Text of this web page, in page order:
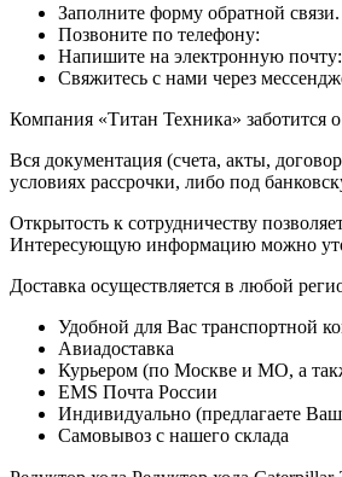
Заполните форму обратной связи.
Позвоните по телефону:
Напишите на электронную почту:
Свяжитесь с нами через
Компания «Титан Техника» заботится
Вся документация (счета, акты,
условиях рассрочки, либо под
Открытость к сотрудничеству
Интересующую информацию можно
Доставка осуществляется в любой
Удобной для Вас транспортной
Авиадоставка
Курьером (по Москве и МО, а
EMS Почта России
Индивидуально (предлагаете
Самовывоз с нашего склада